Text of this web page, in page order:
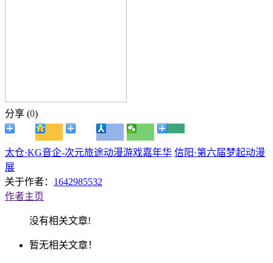
分享 (0)
太仓·KG音企-次元旅途动漫游戏嘉年华 信阳·第六届梦起动漫
展
关于作者： 1642985532
作者主页
没有相关文章!
暂无相关文章！